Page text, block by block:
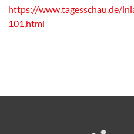
https://www.tagesschau.de/
101.html